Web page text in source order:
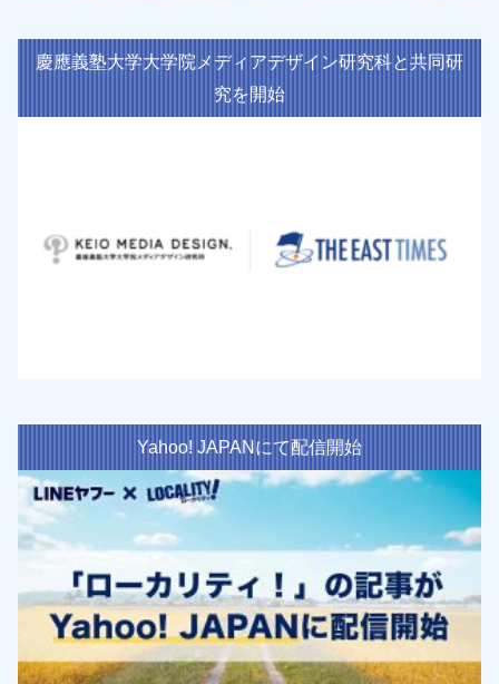
慶應義塾大学大学院メディアデザイン研究科と共同研
究を開始
Yahoo! JAPANにて配信開始